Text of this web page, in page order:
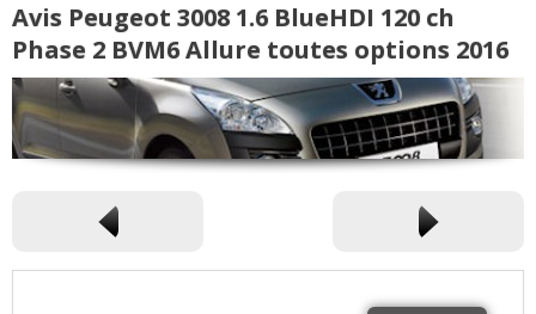
Avis Peugeot 3008 1.6 BlueHDI 120 ch
Phase 2 BVM6 Allure toutes options 2016